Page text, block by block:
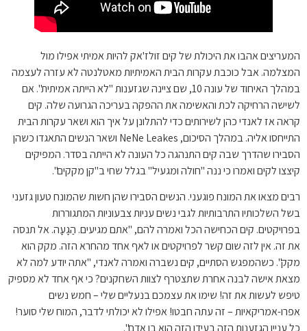
המעריצים אהבו את היכולת של קים זולז'אק להיות אמיתי אפילו מול
המצלמה. אבל כוכבת עקרות הבית האמיתיות מאטלנטה לא עזרה לעצמה
במהלך האיחוד של עונה 10, שם ציינה שגזענות "לא הייתה אמיתית". אם
לשישה הרחיקה לכת והאשימה את ההפקה בעריכה הגרועה שלה. קים
קראה אז לאנדי כהן לשירותים כדי להתלונן על איך הוא ושאר עקרות הבית
התייחסו אליה. במהלך הסיכום, NeNe Leakes ושאר הנשים התאגדו כשהן
הסבירו שהדרך שבה קים התנהגה כל העונה לא הייתה בסדר. המפיקים
קיצצו לקים ואמרו כי ננה "חולה ומגעיל" בגלל שחי ב"קן מקקים".
רבים מצאו את המונח פוגעני. הנשים הסבירו שהן חשות שהמונח טעון גזעני
בשל השלכותיו התרבותיות לגבי נשים עניות צבעוניות המתגוררות
בפרויקטים. קים הכחישה הכל ואמרה להם, "אתם מגיעים. הַגָעָה. אל תנסה
את זה. אין לזה שום קשר לפרויקטים או לאף אחד מהחרא הזה. מקק הוא
מקק". כשהמפגש הסתיים, קים נשברה ואמרה לאנדי, "אתה יודע למה לא
מצאת אישה לבנה אחרת שתצטרף לצוות השחקנים? כי אף אחד לא מספיק
טיפש לעשות את זה! שימו את עצמכם בנעליים שלי – חמש נשים
אפרו-אמריקאיות – זה עתה חבטו! אפילו לא יכולתי לדבר, המוח שלי סוער!